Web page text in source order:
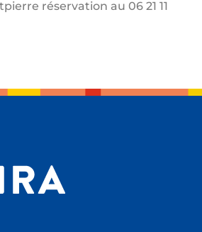
réservation au 06 21 11